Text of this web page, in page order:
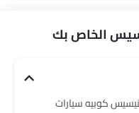
الخاص بك
كوبيه سيارات